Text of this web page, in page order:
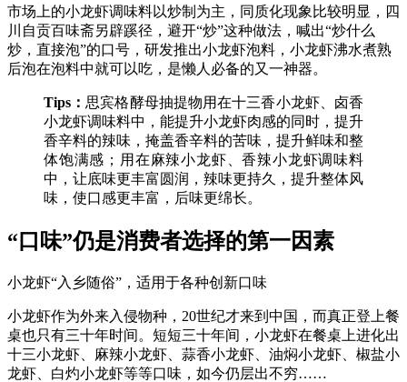
市场上的小龙虾调味料以炒制为主，同质化现象比较明显，四
川自贡百味斋另辟蹊径，避开“炒”这种做法，喊出“炒什么
炒，直接泡”的口号，研发推出小龙虾泡料，小龙虾沸水煮熟
后泡在泡料中就可以吃，是懒人必备的又一神器。
Tips： 思宾格酵母抽提物用在十三香小龙虾、卤香
小龙虾调味料中，能提升小龙虾肉感的同时，提升
香辛料的辣味，掩盖香辛料的苦味，提升鲜味和整
体饱满感；用在麻辣小龙虾、香辣小龙虾调味料
中，让底味更丰富圆润，辣味更持久，提升整体风
味，使口感更丰富，后味更绵长。
“口味”仍是消费者选择的第一因素
小龙虾“入乡随俗”，适用于各种创新口味
小龙虾作为外来入侵物种，20世纪才来到中国，而真正登上餐
桌也只有三十年时间。短短三十年间，小龙虾在餐桌上进化出
十三小龙虾、麻辣小龙虾、蒜香小龙虾、油焖小龙虾、椒盐小
龙虾、白灼小龙虾等等口味，如今仍层出不穷……